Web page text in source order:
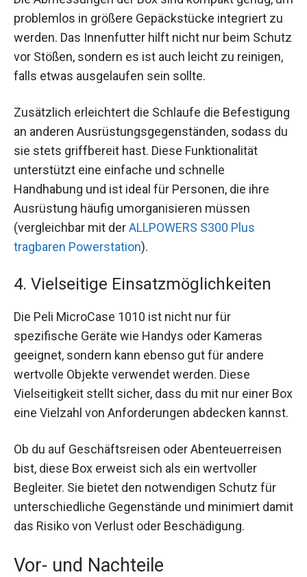
problemlos in größere Gepäckstücke integriert zu
werden. Das Innenfutter hilft nicht nur beim Schutz
vor Stößen, sondern es ist auch leicht zu reinigen,
falls etwas ausgelaufen sein sollte.
Zusätzlich erleichtert die Schlaufe die Befestigung
an anderen Ausrüstungsgegenständen, sodass du
sie stets griffbereit hast. Diese Funktionalität
unterstützt eine einfache und schnelle
Handhabung und ist ideal für Personen, die ihre
Ausrüstung häufig umorganisieren müssen
(vergleichbar mit derALLPOWERS S300 Plus
tragbaren Powerstation).
4. Vielseitige Einsatzmöglichkeiten
Die Peli MicroCase 1010 ist nicht nur für
spezifische Geräte wie Handys oder Kameras
geeignet, sondern kann ebenso gut für andere
wertvolle Objekte verwendet werden. Diese
Vielseitigkeit stellt sicher, dass du mit nur einer Box
eine Vielzahl von Anforderungen abdecken kannst.
Ob du auf Geschäftsreisen oder Abenteuerreisen
bist, diese Box erweist sich als ein wertvoller
Begleiter. Sie bietet den notwendigen Schutz für
unterschiedliche Gegenstände und minimiert damit
das Risiko von Verlust oder Beschädigung.
Vor- und Nachteile